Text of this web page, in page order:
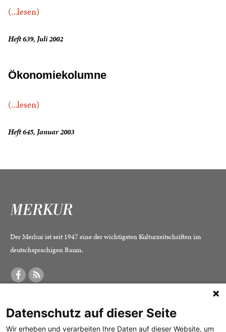
(...lesen)
Heft 639, Juli 2002
Ökonomiekolumne
(...lesen)
Heft 645, Januar 2003
Der Merkur ist seit 1947 eine der wichtigsten Kulturzeitschriften im
deutschsprachigen Raum.
Was ist der Merkur?
Herausgeber /
Alle Abos im Überblick
Print-Abo
Impressum
Datenschutz
Datenschutz auf dieser Seite
Wir erheben und verarbeiten Ihre Daten auf dieser Website, um